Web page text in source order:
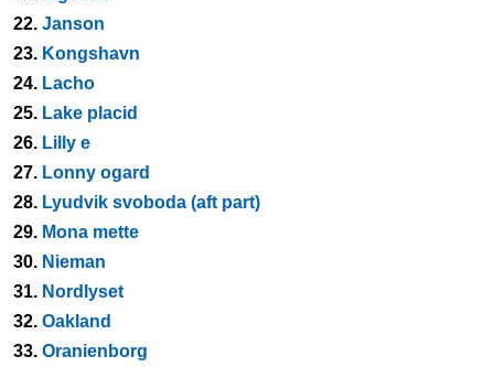
22. Janson
23. Kongshavn
24. Lacho
25. Lake placid
26. Lilly e
27. Lonny ogard
28. Lyudvik svoboda (aft part)
29. Mona mette
30. Nieman
31. Nordlyset
32. Oakland
33. Oranienborg